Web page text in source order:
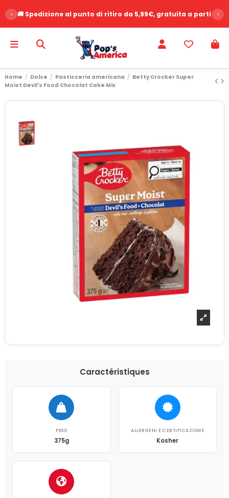
‹ 🚚 Spedizione al punto di ritiro da 5,99€, gratuita a partire›
Home Dolce Pasticceria americana
Betty Crocker Super
Moist Devil's Food Chocolat Cake Mix
Caractéristiques
PESO
375g
ALLERGENI E CERTIFICAZIONE
Kosher